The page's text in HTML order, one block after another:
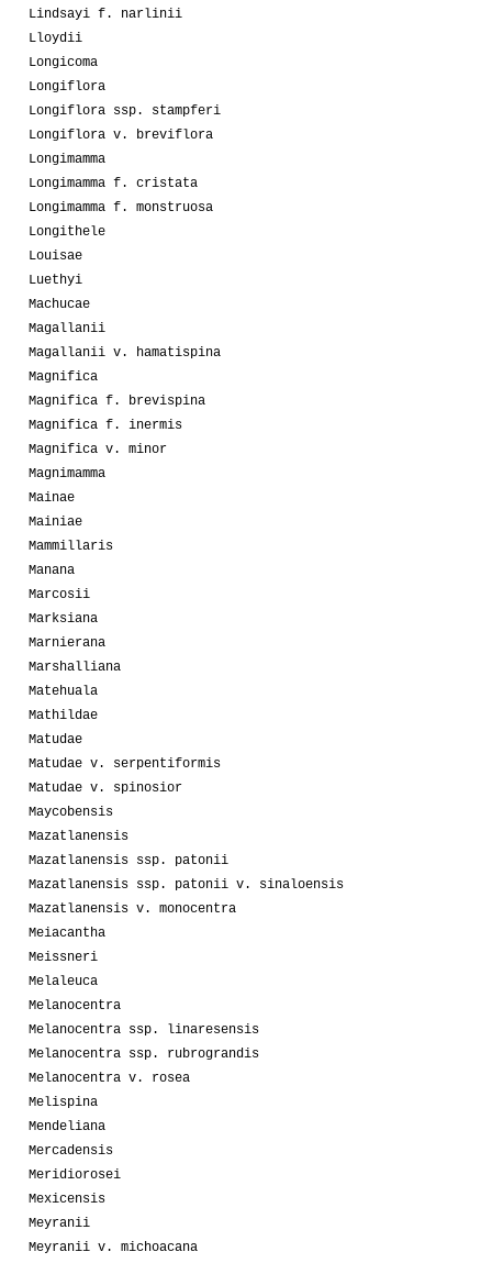
Lindsayi f. narlinii
Lloydii
Longicoma
Longiflora
Longiflora ssp. stampferi
Longiflora v. breviflora
Longimamma
Longimamma f. cristata
Longimamma f. monstruosa
Longithele
Louisae
Luethyi
Machucae
Magallanii
Magallanii v. hamatispina
Magnifica
Magnifica f. brevispina
Magnifica f. inermis
Magnifica v. minor
Magnimamma
Mainae
Mainiae
Mammillaris
Manana
Marcosii
Marksiana
Marnierana
Marshalliana
Matehuala
Mathildae
Matudae
Matudae v. serpentiformis
Matudae v. spinosior
Maycobensis
Mazatlanensis
Mazatlanensis ssp. patonii
Mazatlanensis ssp. patonii v. sinaloensis
Mazatlanensis v. monocentra
Meiacantha
Meissneri
Melaleuca
Melanocentra
Melanocentra ssp. linaresensis
Melanocentra ssp. rubrograndis
Melanocentra v. rosea
Melispina
Mendeliana
Mercadensis
Meridiorosei
Mexicensis
Meyranii
Meyranii v. michoacana